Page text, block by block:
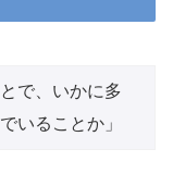
で、いかに多
いることか」